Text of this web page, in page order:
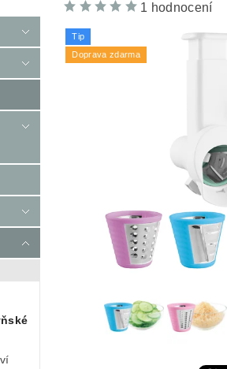
1 hodnocení
Tip
Doprava zdarma